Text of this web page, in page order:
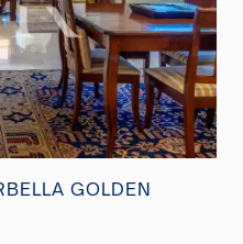
GOLDEN